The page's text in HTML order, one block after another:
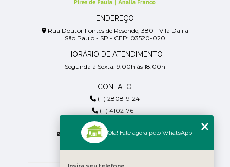
ENDEREÇO
Rua Doutor Fontes de Resende, 380 - Vila Dalila
São Paulo - SP - CEP: 03520-020
HORÁRIO DE ATENDIMENTO
Segunda à Sexta: 9:00h às 18:00h
CONTATO
(11) 2808-9124
(11) 4102-7611
(11) 99918-4901
residencialpiresdepaula@gmail.com
Olá! Fale agora pelo WhatsApp